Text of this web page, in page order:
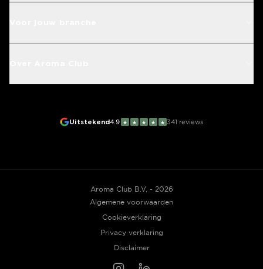
Uitstekend4.9 ★ ★ ★ ★ ★ 341 reviews
Aroma Club B.V. - 2026
Algemene voorwaarden
Cookieverklaring
Privacy verklaring
Disclaimer